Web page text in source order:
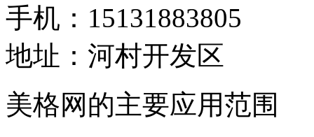
手机：15131883805
地址：河村开发区
美格网的主要应用范围